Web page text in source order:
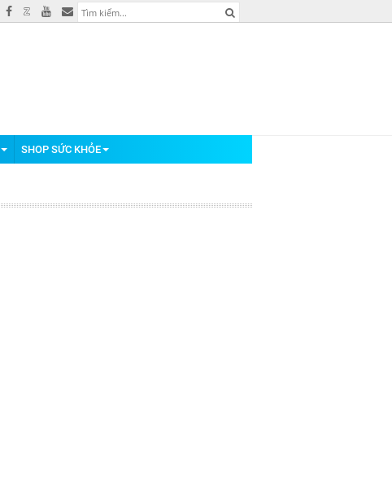
SHOP SỨC KHỎE